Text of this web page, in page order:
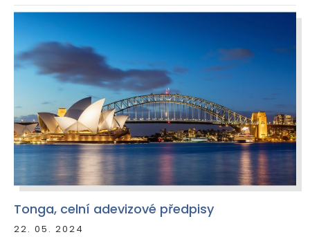
Tonga, celní adevizové předpisy
22. 05. 2024